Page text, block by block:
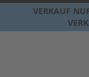
VERKAUF